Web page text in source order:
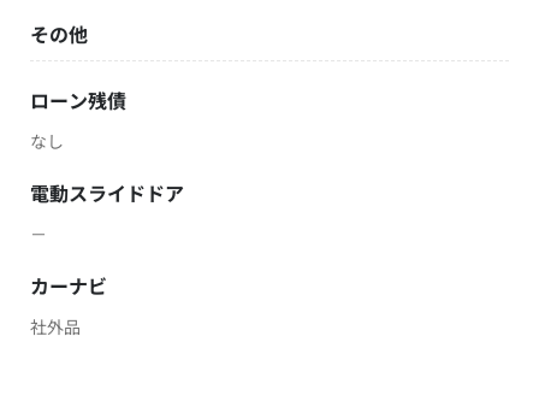
その他
ローン残債
なし
電動スライドドア
－
カーナビ
社外品